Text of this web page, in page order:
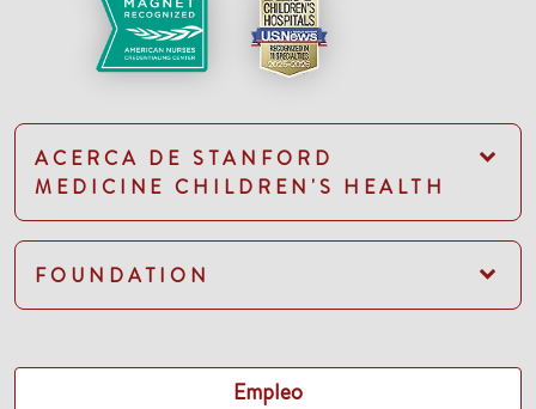
ACERCA DE STANFORD
MEDICINE CHILDREN'S HEALTH
FOUNDATION
Empleo